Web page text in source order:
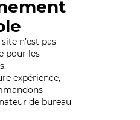
n’est pas
pour les
expérience,
de bureau